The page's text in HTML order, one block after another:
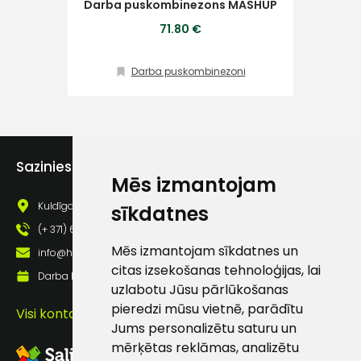
Mēs izmantojam
sīkdatnes
Mēs izmantojam sīkdatnes un
citas izsekošanas tehnoloģijas, lai
uzlabotu Jūsu pārlūkošanas
pieredzi mūsu vietnē, parādītu
Jums personalizētu saturu un
mērķētas reklāmas, analizētu
Darba puskombinezons MASHUP
71.80 €
Darba puskombinezoni
Sazinies ar mums
Kuldīgas iela 69a, Saldus, Saldus nov., LV - 3801
(+ 371) 63 881 186
info@hards.lv
Darba laiks: Darbadienās: 8:00 - 17:00
Visi kontakti
Klientu
atbalsts
186